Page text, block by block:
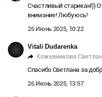
Счастливый старикан!))
внимание! Любуюсь!
26 Июнь 2025, 10:22
Vitali Dudarenka
Кожевникова
Спасибо Светлана за
26 Июнь 2025, 13:57